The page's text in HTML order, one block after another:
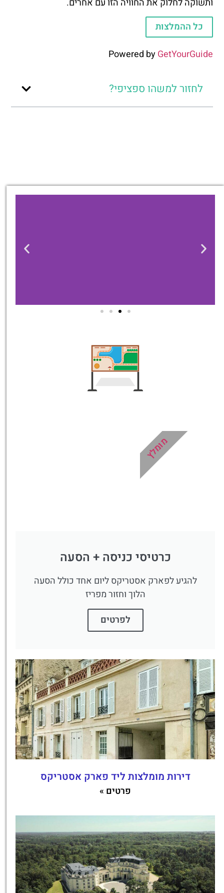
כל ההמלצות
Powered byGetYourGuide
לחזור למשהו ספציפי?
כרטיסי כניסה + הסעה
להגיע לפארק אסטריקס ליום אחד כולל הסעה
הלוך וחזור מפריז
לפרטים
מומלץ
דירות מומלצות ליד פארק אסטריקס
פרטים »